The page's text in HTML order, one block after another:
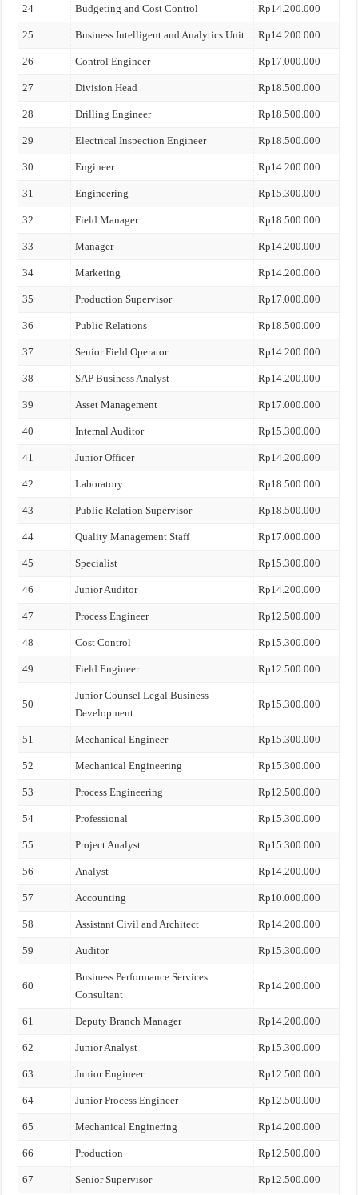
24 Budgeting and Cost Control Rp14.200.000
25 Business Intelligent and Analytics Unit Rp14.200.000
26 Control Engineer Rp17.000.000
27 Division Head Rp18.500.000
28 Drilling Engineer Rp18.500.000
29 Electrical Inspection Engineer Rp18.500.000
30 Engineer Rp14.200.000
31 Engineering Rp15.300.000
32 Field Manager Rp18.500.000
33 Manager Rp14.200.000
34 Marketing Rp14.200.000
35 Production Supervisor Rp17.000.000
36 Public Relations Rp18.500.000
37 Senior Field Operator Rp14.200.000
38 SAP Business Analyst Rp14.200.000
39 Asset Management Rp17.000.000
40 Internal Auditor Rp15.300.000
41 Junior Officer Rp14.200.000
42 Laboratory Rp18.500.000
43 Public Relation Supervisor Rp18.500.000
44 Quality Management Staff Rp17.000.000
45 Specialist Rp15.300.000
46 Junior Auditor Rp14.200.000
47 Process Engineer Rp12.500.000
48 Cost Control Rp15.300.000
49 Field Engineer Rp12.500.000
50
Junior Counsel Legal Business
Development
Rp15.300.000
51 Mechanical Engineer Rp15.300.000
52 Mechanical Engineering Rp15.300.000
53 Process Engineering Rp12.500.000
54 Professional Rp15.300.000
55 Project Analyst Rp15.300.000
56 Analyst Rp14.200.000
57 Accounting Rp10.000.000
58 Assistant Civil and Architect Rp14.200.000
59 Auditor Rp15.300.000
60
Business Performance Services
Consultant
Rp14.200.000
61 Deputy Branch Manager Rp14.200.000
62 Junior Analyst Rp15.300.000
63 Junior Engineer Rp12.500.000
64 Junior Process Engineer Rp12.500.000
65 Mechanical Enginering Rp14.200.000
66 Production Rp12.500.000
67 Senior Supervisor Rp12.500.000